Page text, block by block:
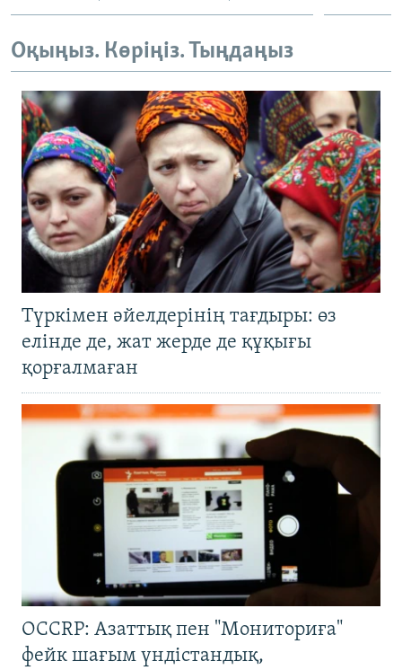
Оқыңыз. Көріңіз. Тыңдаңыз
Түркімен әйелдерінің тағдыры: өз
елінде де, жат жерде де құқығы
қорғалмаған
OCCRP: Азаттық пен "Мониториға"
фейк шағым үндістандық,